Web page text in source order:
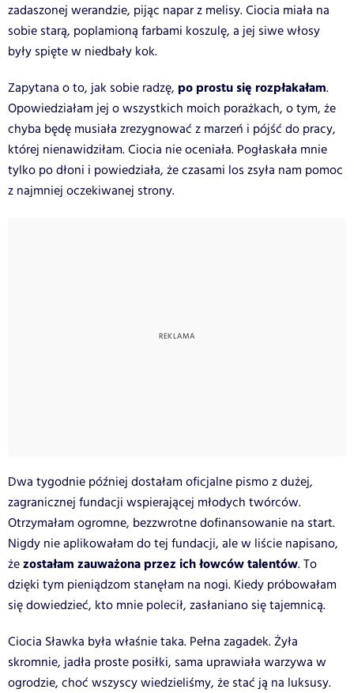
zadaszonej werandzie, pijąc napar z melisy. Ciocia miała na
sobie starą, poplamioną farbami koszulę, a jej siwe włosy
były spięte w niedbały kok.
Zapytana o to, jak sobie radzę, po prostu się rozpłakałam.
Opowiedziałam jej o wszystkich moich porażkach, o tym, że
chyba będę musiała zrezygnować z marzeń i pójść do pracy,
której nienawidziłam. Ciocia nie oceniała. Pogłaskała mnie
tylko po dłoni i powiedziała, że czasami los zsyła nam pomoc
z najmniej oczekiwanej strony.
Dwa tygodnie później dostałam oficjalne pismo z dużej,
zagranicznej fundacji wspierającej młodych twórców.
Otrzymałam ogromne, bezzwrotne dofinansowanie na start.
Nigdy nie aplikowałam do tej fundacji, ale w liście napisano,
żezostałam zauważona przez ich łowców talentów. To
dzięki tym pieniądzom stanęłam na nogi. Kiedy próbowałam
się dowiedzieć, kto mnie polecił, zasłaniano się tajemnicą.
Ciocia Sławka była właśnie taka. Pełna zagadek. Żyła
skromnie, jadła proste posiłki, sama uprawiała warzywa w
ogrodzie, choć wszyscy wiedzieliśmy, że stać ją na luksusy.